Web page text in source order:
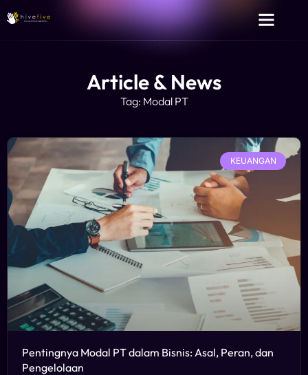
Article & News
Tag: Modal PT
KEUANGAN
Pentingnya Modal PT dalam Bisnis: Asal, Peran, dan
Pengelolaan